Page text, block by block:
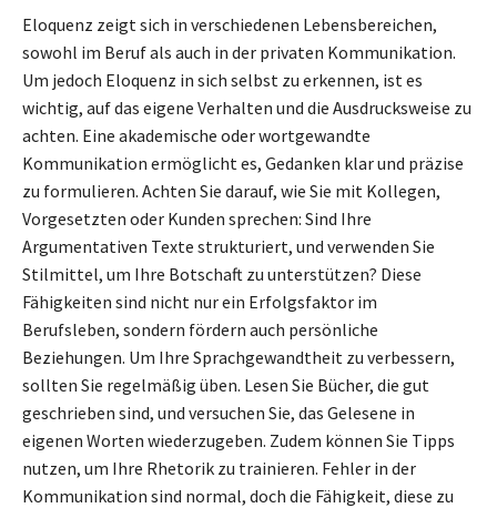
Eloquenz zeigt sich in verschiedenen Lebensbereichen,
sowohl im Beruf als auch in der privaten Kommunikation.
Um jedoch Eloquenz in sich selbst zu erkennen, ist es
wichtig, auf das eigene Verhalten und die Ausdrucksweise zu
achten. Eine akademische oder wortgewandte
Kommunikation ermöglicht es, Gedanken klar und präzise
zu formulieren. Achten Sie darauf, wie Sie mit Kollegen,
Vorgesetzten oder Kunden sprechen: Sind Ihre
Argumentativen Texte strukturiert, und verwenden Sie
Stilmittel, um Ihre Botschaft zu unterstützen? Diese
Fähigkeiten sind nicht nur ein Erfolgsfaktor im
Berufsleben, sondern fördern auch persönliche
Beziehungen. Um Ihre Sprachgewandtheit zu verbessern,
sollten Sie regelmäßig üben. Lesen Sie Bücher, die gut
geschrieben sind, und versuchen Sie, das Gelesene in
eigenen Worten wiederzugeben. Zudem können Sie Tipps
nutzen, um Ihre Rhetorik zu trainieren. Fehler in der
Kommunikation sind normal, doch die Fähigkeit, diese zu